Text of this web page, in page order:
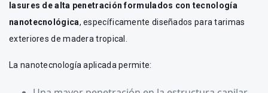
lasures de alta penetración formulados con tecnología
nanotecnológica, específicamente diseñados para tarimas
exteriores de madera tropical.
La nanotecnología aplicada permite: